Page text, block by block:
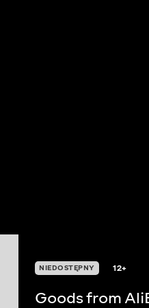
NIEDOSTĘPNY 12+
Goods from